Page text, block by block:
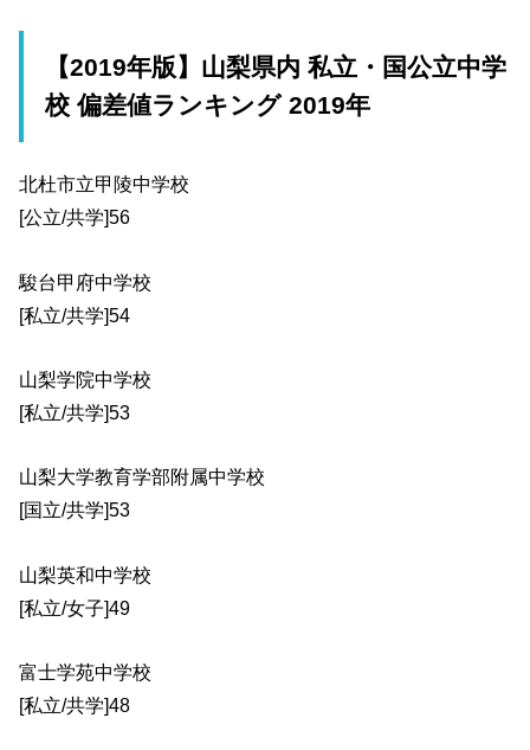
【2019年版】山梨県内 私立・国公立中学
校 偏差値ランキング 2019年
北杜市立甲陵中学校
[公立/共学]56
駿台甲府中学校
[私立/共学]54
山梨学院中学校
[私立/共学]53
山梨大学教育学部附属中学校
[国立/共学]53
山梨英和中学校
[私立/女子]49
富士学苑中学校
[私立/共学]48